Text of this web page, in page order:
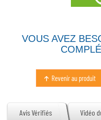
VOUS AVEZ
Revenir au produit
Avis Vérifiés Vidéo